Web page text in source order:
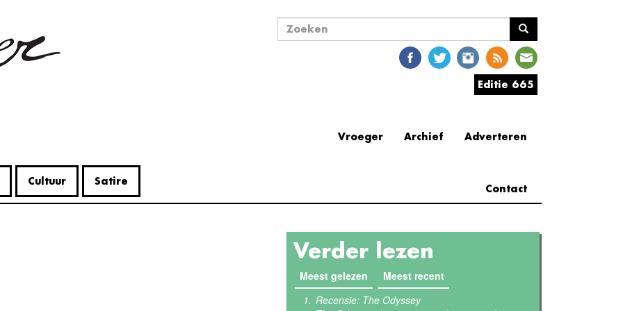
Cultuur Satire
Zoekveld
Editie 665
Adverteren
Archief
Vroeger
Contact
Verder lezen
Meest gelezen (actieve tabblad)
Meest recent
Recensie: The Odyssey